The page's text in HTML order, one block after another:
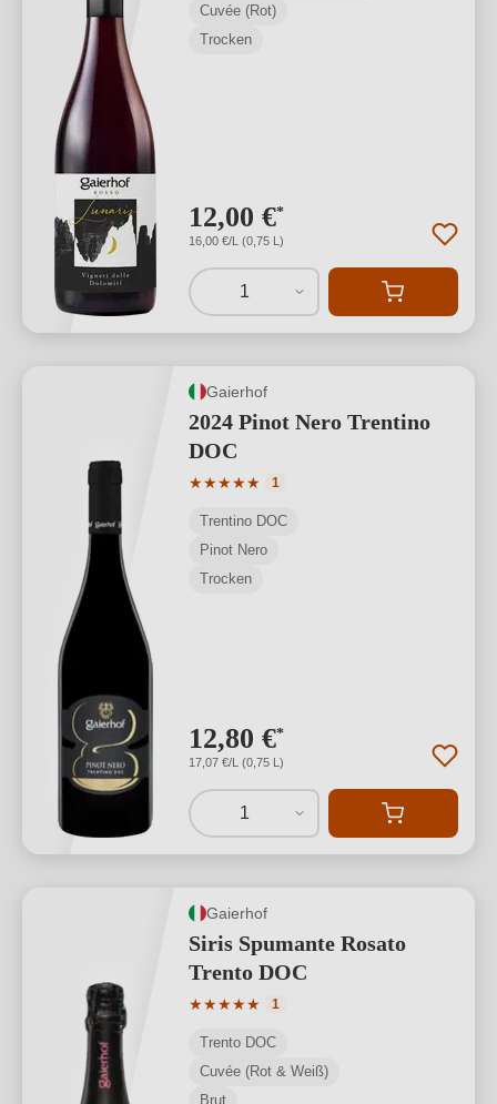
Cuvée (Rot)
Trocken
12,00 €*
16,00 €/L (0,75 L)
1
Gaierhof
2024 Pinot Nero Trentino
DOC
★★★★★
Durchschnittliche Bewertung von 5
1
Trentino DOC
Pinot Nero
Trocken
12,80 €*
17,07 €/L (0,75 L)
1
Gaierhof
Siris Spumante Rosato
Trento DOC
★★★★★
Durchschnittliche Bewertung von 5
1
Trento DOC
Cuvée (Rot & Weiß)
Brut